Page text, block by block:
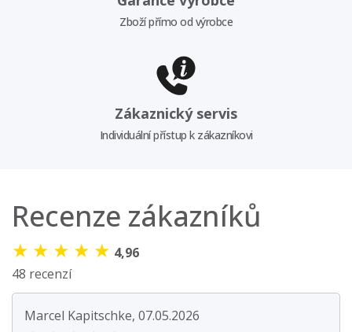
Zboží přímo od výrobce
Zákaznický servis
Individuální přístup k zákazníkovi
Recenze zákazníků
★ ★ ★ ★ ★ 4,96
48 recenzí
Marcel Kapitschke, 07.05.2026